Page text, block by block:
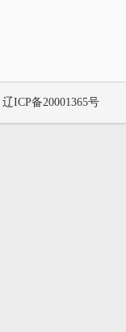
辽ICP备20001365号